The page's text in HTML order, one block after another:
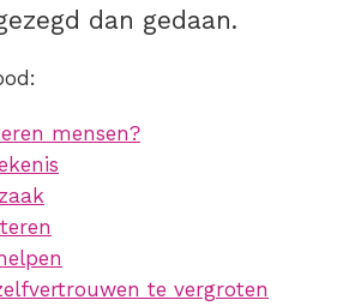
dan gedaan.
mensen?
te vergroten